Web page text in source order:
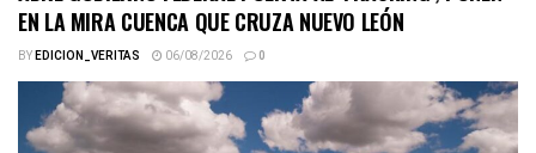
EN LA MIRA CUENCA QUE CRUZA NUEVO LEÓN
BYEDICION_VERITAS 06/08/2026 0